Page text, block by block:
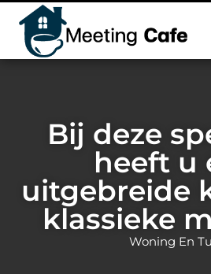
Bij deze
heeft u
uitgebreide
klassieke
Woning En